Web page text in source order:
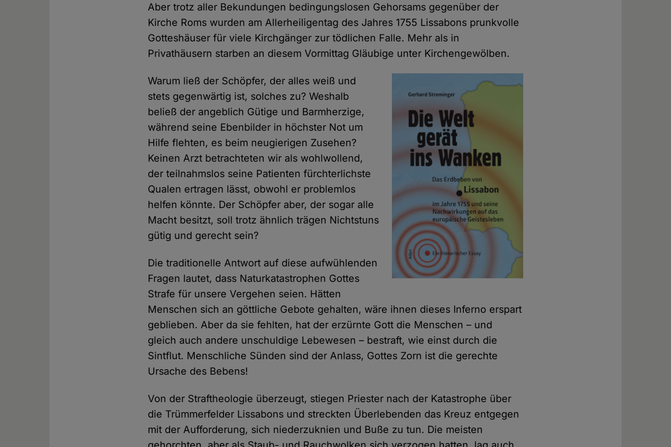
Aber trotz aller Bekundungen bedingungslosen Gehorsams gegenüber der
Kirche Roms wurden am Allerheiligentag des Jahres 1755 Lissabons prunkvolle
Gotteshäuser für viele Kirchgänger zur tödlichen Falle. Mehr als in
Privathäusern starben an diesem Vormittag Gläubige unter Kirchengewölben.
Warum ließ der Schöpfer, der alles weiß und
stets gegenwärtig ist, solches zu? Weshalb
beließ der angeblich Gütige und Barmherzige,
während seine Ebenbilder in höchster Not um
Hilfe flehten, es beim neugierigen Zusehen?
Keinen Arzt betrachteten wir als wohlwollend,
der teilnahmslos seine Patienten fürchterlichste
Qualen ertragen lässt, obwohl er problemlos
helfen könnte. Der Schöpfer aber, der sogar alle
Macht besitzt, soll trotz ähnlich trägen Nichtstuns
gütig und gerecht sein?
Die traditionelle Antwort auf diese aufwühlenden
Fragen lautet, dass Naturkatastrophen Gottes
Strafe für unsere Vergehen seien. Hätten
Menschen sich an göttliche Gebote gehalten, wäre ihnen dieses Inferno erspart
geblieben. Aber da sie fehlten, hat der erzürnte Gott die Menschen – und
gleich auch andere unschuldige Lebewesen – bestraft, wie einst durch die
Sintflut. Menschliche Sünden sind der Anlass, Gottes Zorn ist die gerechte
Ursache des Bebens!
Von der Straftheologie überzeugt, stiegen Priester nach der Katastrophe über
die Trümmerfelder Lissabons und streckten Überlebenden das Kreuz entgegen
mit der Aufforderung, sich niederzuknien und Buße zu tun. Die meisten